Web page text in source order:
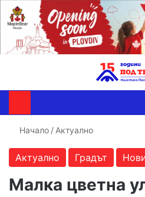
Начало / Актуално
Актуално Градът
Малка цветна